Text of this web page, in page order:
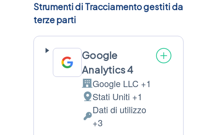
Strumenti di Tracciamento gestiti da
terze parti
Google
Analytics 4
Azienda:
Google LLC +1
Luogo
del
trattamento:
Stati Uniti +1
Dati
Dati di utilizzo
+3